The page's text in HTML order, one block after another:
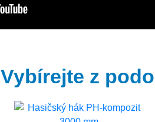
Vybírejte z